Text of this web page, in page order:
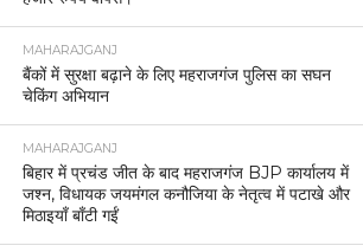
MAHARAJGANJ
बैंकों में सुरक्षा बढ़ाने के लिए महराजगंज पुलिस का सघन
चेकिंग अभियान
MAHARAJGANJ
बिहार में प्रचंड जीत के बाद महराजगंज BJP कार्यालय में
जश्न, विधायक जयमंगल कनौजिया के नेतृत्व में पटाखे और
मिठाइयाँ बाँटी गईं